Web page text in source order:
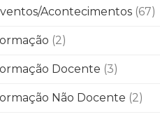
Acontecimentos (67)
(2)
Docente (3)
Não Docente (2)